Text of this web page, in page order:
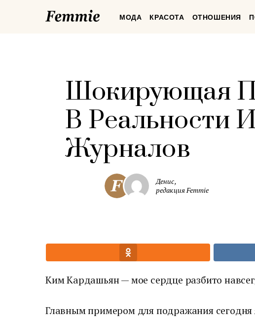
FemmieМОДА КРАСОТА ОТНОШЕНИЯ
Шокирующая
В Реальности
Журналов
Денис,
редакция Femmie
Ким Кардашьян — мое сердце разбито
Главным примером для подражания